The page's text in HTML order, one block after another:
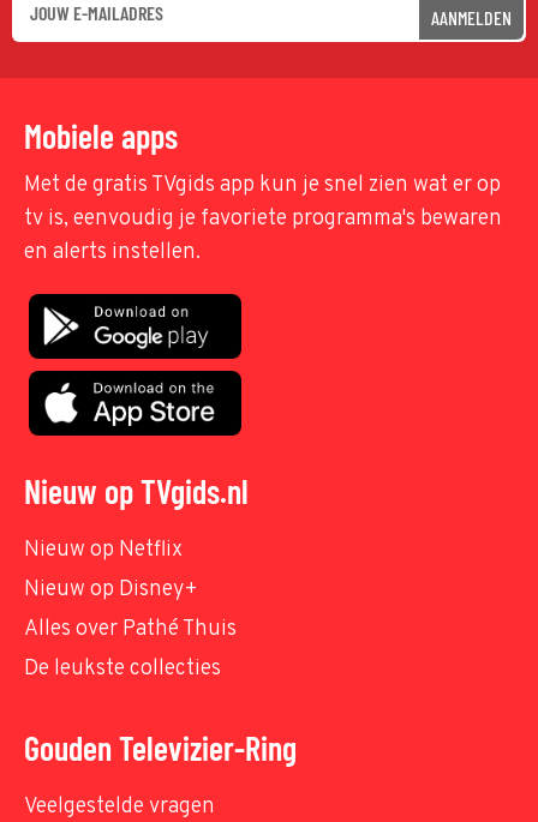
AANMELDEN
Mobiele apps
Met de gratis TVgids app kun je snel zien wat er op
tv is, eenvoudig je favoriete programma's bewaren
en alerts instellen.
Nieuw op TVgids.nl
Nieuw op Netflix
Nieuw op Disney+
Alles over Pathé Thuis
De leukste collecties
Gouden Televizier-Ring
Veelgestelde vragen